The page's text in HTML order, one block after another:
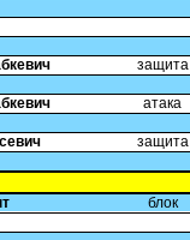
защита
атака
защита
блок